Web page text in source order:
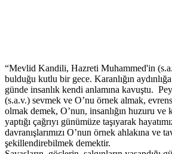
“Mevlid Kandili, Hazreti Muhammed'in
bulduğu kutlu bir gece. Karanlığın
günde insanlık kendi anlamına kavuştu.
(s.a.v.) sevmek ve O’nu örnek almak,
olmak demek, O’nun, insanlığın huzuru ve
yaptığı çağrıyı günümüze taşıyarak
davranışlarımızı O’nun örnek ahlakına ve
şekillendirebilmek demektir.